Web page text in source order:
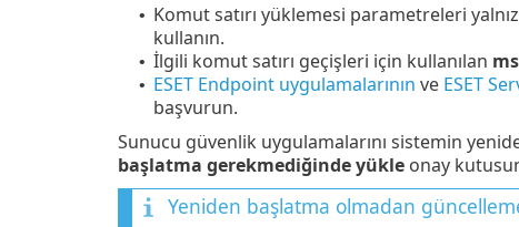
• Komut satırı yüklemesi parametreleri
kullanın.
• İlgili komut satırı geçişleri için kullanılan
• ESET Endpoint uygulamalarının ve ESET
başvurun.
Sunucu güvenlik uygulamalarını sistemin
başlatma gerekmediğinde yükleonay
Yeniden başlatma olmadan